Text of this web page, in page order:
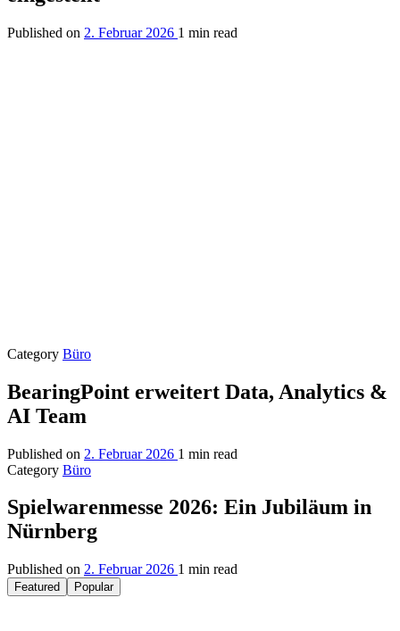
Published on 2. Februar 2026 1 min read
Category Büro
BearingPoint erweitert Data, Analytics &
AI Team
Published on 2. Februar 2026 1 min read
Category Büro
Spielwarenmesse 2026: Ein Jubiläum in
Nürnberg
Published on 2. Februar 2026 1 min read
Featured Popular